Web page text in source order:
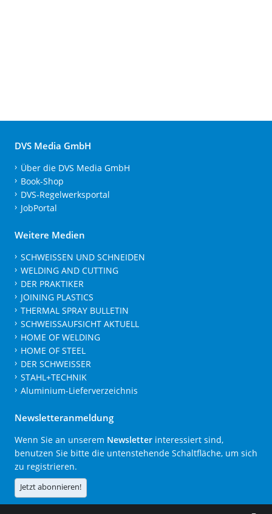
DVS Media GmbH
Über die DVS Media GmbH
Book-Shop
DVS-Regelwerksportal
JobPortal
Weitere Medien
SCHWEISSEN UND SCHNEIDEN
WELDING AND CUTTING
DER PRAKTIKER
JOINING PLASTICS
THERMAL SPRAY BULLETIN
SCHWEISSAUFSICHT AKTUELL
HOME OF WELDING
HOME OF STEEL
DER SCHWEISSER
STAHL+TECHNIK
Aluminium-Lieferverzeichnis
Newsletteranmeldung
Wenn Sie an unserem Newsletter interessiert sind,
benutzen Sie bitte die untenstehende Schaltfläche, um sich
zu registrieren.
Jetzt abonnieren!